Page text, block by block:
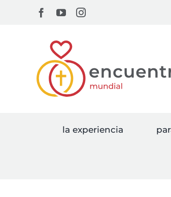
Facebook
YouTubeInstagram
la experiencia